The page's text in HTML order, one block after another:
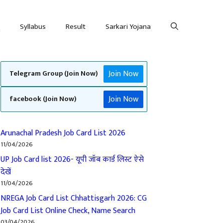
Syllabus Result Sarkari Yojana
Telegram Group (Join Now) Join Now
facebook (Join Now) Join Now
Arunachal Pradesh Job Card List 2026
11/04/2026
UP Job Card list 2026- यूपी जॉब कार्ड लिस्ट ऐसे
देखें
11/04/2026
NREGA Job Card List Chhattisgarh 2026: CG
Job Card List Online Check, Name Search